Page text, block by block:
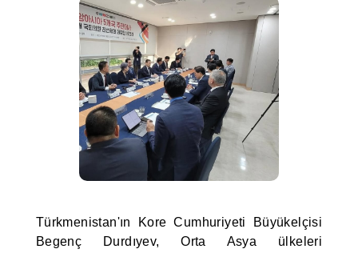
Türkmenistan'ın Kore Cumhuriyeti Büyükelçisi
Begenç Durdıyev, Orta Asya ülkeleri